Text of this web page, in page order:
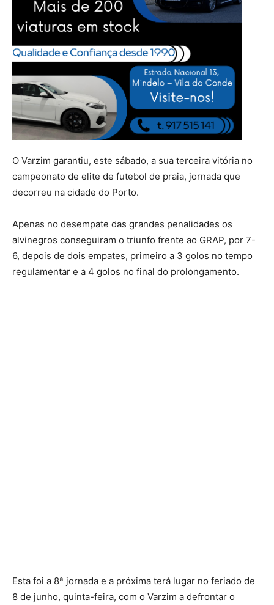
O Varzim garantiu, este sábado, a sua terceira vitória no
campeonato de elite de futebol de praia, jornada que
decorreu na cidade do Porto.
Apenas no desempate das grandes penalidades os
alvinegros conseguiram o triunfo frente ao GRAP, por 7-
6, depois de dois empates, primeiro a 3 golos no tempo
regulamentar e a 4 golos no final do prolongamento.
Esta foi a 8ª jornada e a próxima terá lugar no feriado de
8 de junho, quinta-feira, com o Varzim a defrontar o